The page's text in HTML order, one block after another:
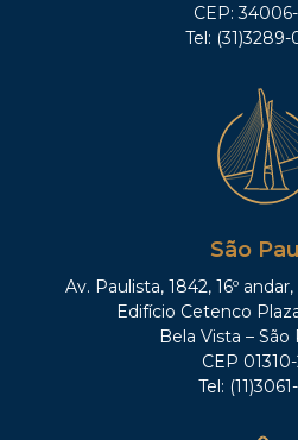
CEP:
Tel:
São
Av. Paulista, 1842, 16º
Edifício Cetenco
Bela Vista – São
CEP
Tel: